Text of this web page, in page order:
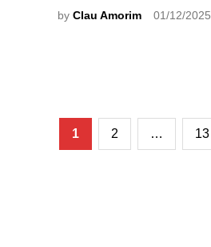
by Clau Amorim 01/12/2025
Paginação
de
1 2 … 13